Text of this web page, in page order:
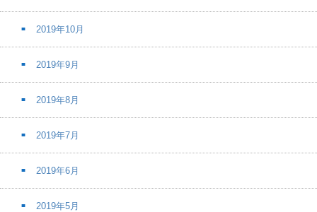
2019年10月
2019年9月
2019年8月
2019年7月
2019年6月
2019年5月